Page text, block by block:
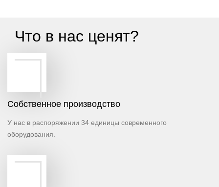
Что в нас ценят?
Cобственное производство
У нас в распоряжении 34 единицы современного
оборудования.